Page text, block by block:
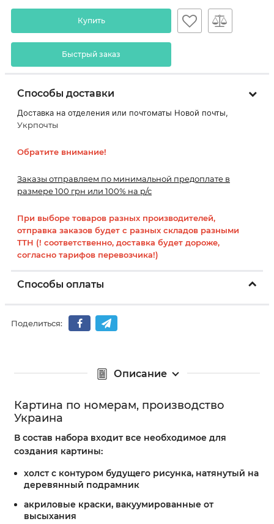
Купить
Быстрый заказ
Способы доставки
Доставка на отделения или почтоматы Новой почты,
Укрпочты
Обратите внимание!
Заказы отправляем по минимальной предоплате в
размере 100 грн или 100% на р/с
При выборе товаров разных производителей,
отправка заказов будет с разных складов разными
ТТН (! соответственно, доставка будет дороже,
согласно тарифов перевозчика!)
Способы оплаты
Поделиться:
Описание
Картина по номерам, производство
Украина
В состав набора входит все необходимое для
создания картины:
холст с контуром будущего рисунка, натянутый на
деревянный подрамник
акриловые краски, вакуумированные от
высыхания